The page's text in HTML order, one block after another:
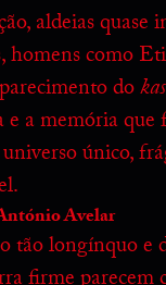
aldeias quase
homens como
do
a memória que
único,
Avelar
tão longínquo e